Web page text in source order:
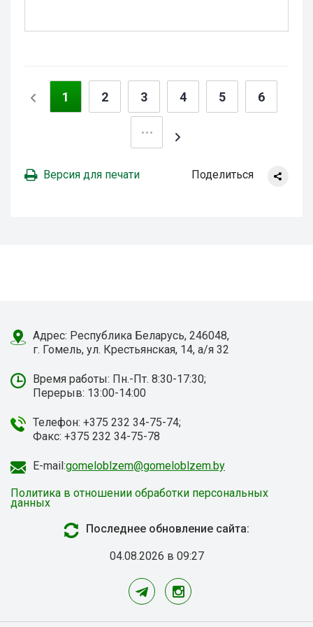
1 2 3 4 5 6
Версия для печати Поделиться
Адрес: Республика Беларусь, 246048,
г. Гомель, ул. Крестьянская, 14, а/я 32
Время работы: Пн.-Пт. 8:30-17:30;
Перерыв: 13:00-14:00
Телефон: +375 232 34-75-74;
Факс: +375 232 34-75-78
E-mail:gomeloblzem@gomeloblzem.by
Политика в отношении обработки персональных
данных
Последнее обновление сайта:
04.08.2026 в 09:27